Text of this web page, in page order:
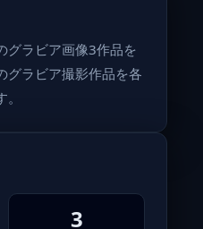
グラビア画像3作品を
グラビア撮影作品を各
3